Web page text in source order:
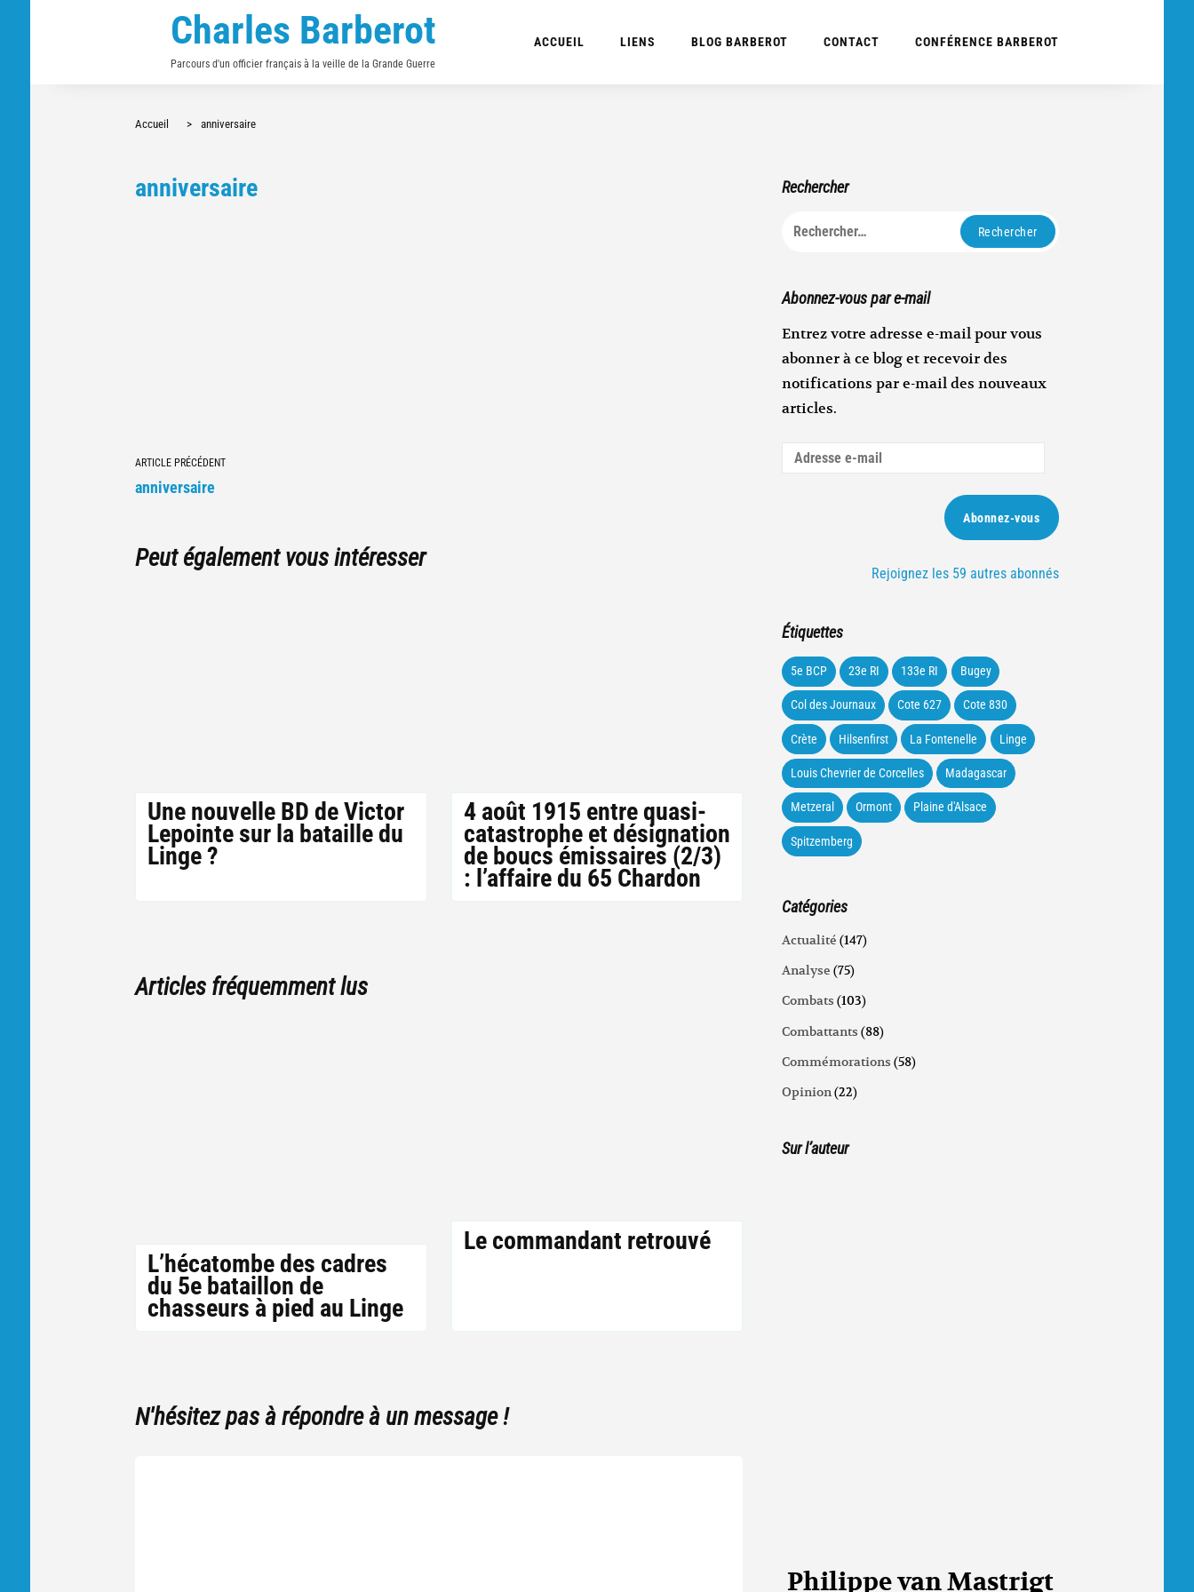
Charles Barberot
Parcours d'un officier français à la veille de la Grande Guerre
ACCUEIL LIENS BLOG BARBEROT CONTACT CONFÉRENCE BARBEROT
Accueil > anniversaire
anniversaire
Navigation
vers
ARTICLE PRÉCÉDENT
anniversaire
Peut également vous intéresser
Une nouvelle BD de Victor
Lepointe sur la bataille du
Linge ?
4 août 1915 entre quasi-
catastrophe et désignation
de boucs émissaires (2/3)
: l’affaire du 65 Chardon
Articles fréquemment lus
L’hécatombe des cadres
du 5e bataillon de
chasseurs à pied au Linge
Le commandant retrouvé
N'hésitez pas à répondre à un message !
Rechercher
Rechercher :
Abonnez-vous par e-mail
Entrez votre adresse e-mail pour vous
abonner à ce blog et recevoir des
notifications par e-mail des nouveaux
articles.
Adresse
Abonnez-vous
Rejoignez les 59 autres abonnés
Étiquettes
5e BCP 23e RI 133e RI Bugey
Col des Journaux Cote 627 Cote 830
Crète Hilsenfirst La Fontenelle Linge
Louis Chevrier de Corcelles Madagascar
Metzeral Ormont Plaine d'Alsace
Spitzemberg
Catégories
Actualité (147)
Analyse (75)
Combats (103)
Combattants (88)
Commémorations (58)
Opinion(22)
Sur l’auteur
Philippe van Mastrigt